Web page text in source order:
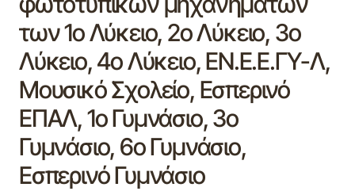
των 1ο Λύκειο, 2ο Λύκειο, 3ο
Λύκειο, 4ο Λύκειο, ΕΝ.Ε.Ε.ΓΥ-Λ,
Μουσικό Σχολείο, Εσπερινό
ΕΠΑΛ, 1ο Γυμνάσιο, 3ο
Γυμνάσιο, 6ο Γυμνάσιο,
Εσπερινό Γυμνάσιο